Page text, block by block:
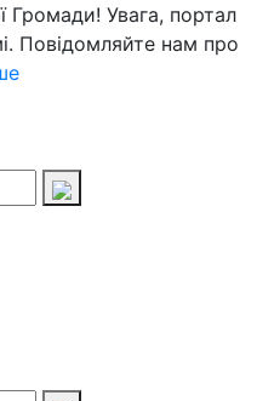
Громади! Увага, портал
Повідомляйте нам про